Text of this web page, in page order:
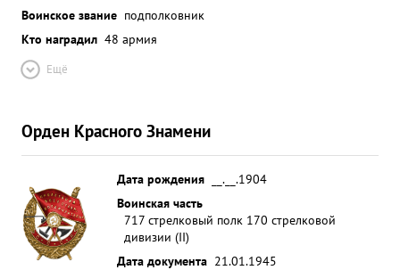
Воинское звание подполковник
Кто наградил 48 армия
Ещё
Орден Красного Знамени
Дата рождения
__.__.1904
Воинская часть
717 стрелковый полк 170 стрелковой
дивизии (II)
Дата документа 21.01.1945